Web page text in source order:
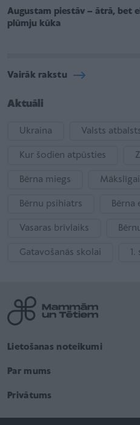
Augustam piestāv – ātrā, bet
plūmju kūka
Vairāk rakstu
Aktuāli
Ukraina Valsts
Kur šodien atpūsties
Bērna miegs
Bērnu psihiatrs Bērna
Vasaras brīvlaiks
Gatavošanās skolai 1.
Lietošanas noteikumi
Par mums
Privātums